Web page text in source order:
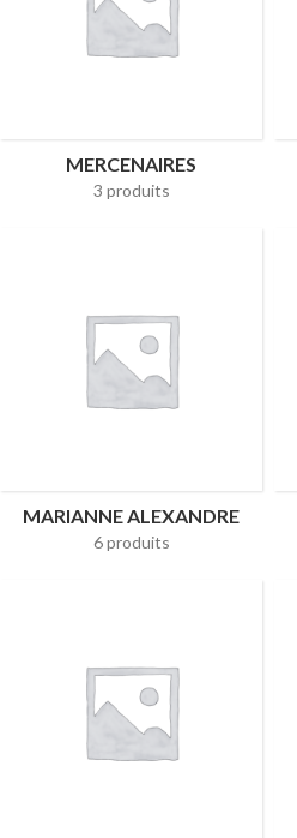
MERCENAIRES
3 produits
MARIANNE ALEXANDRE
6 produits